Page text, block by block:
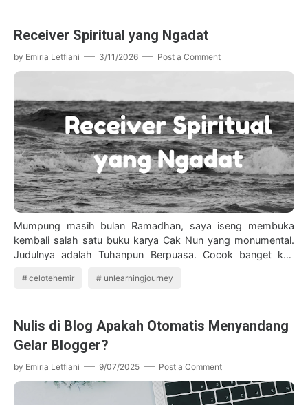
Receiver Spiritual yang Ngadat
by Emiria Letfiani 3/11/2026 Post a Comment
Mumpung masih bulan Ramadhan, saya iseng membuka
kembali salah satu buku karya Cak Nun yang monumental.
Judulnya adalah Tuhanpun Berpuasa. Cocok banget kan
celotehemir unlearningjourney
Nulis di Blog Apakah Otomatis Menyandang
Gelar Blogger?
by Emiria Letfiani 9/07/2025 Post a Comment